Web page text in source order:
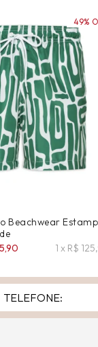
Beachwear
1 x R$
49%